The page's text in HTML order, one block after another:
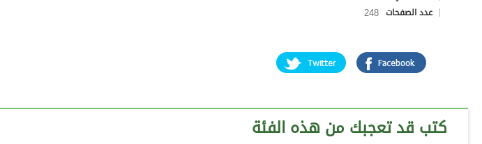
عدد الصفحات 248
كتب قد تعجبك من هذه الفئة